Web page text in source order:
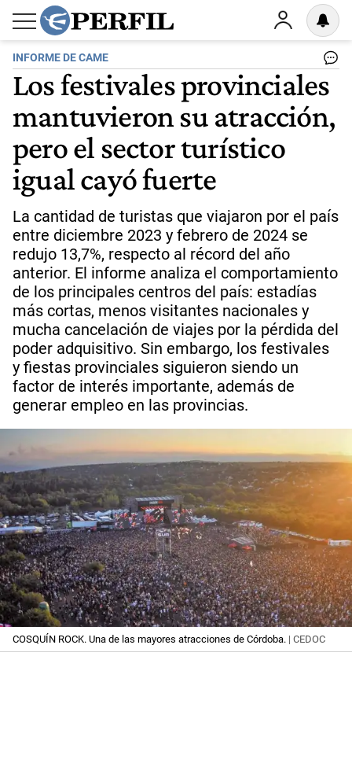
INFORME DE CAME
Los festivales provinciales
mantuvieron su atracción,
pero el sector turístico
igual cayó fuerte
La cantidad de turistas que viajaron por el país
entre diciembre 2023 y febrero de 2024 se
redujo 13,7%, respecto al récord del año
anterior. El informe analiza el comportamiento
de los principales centros del país: estadías
más cortas, menos visitantes nacionales y
mucha cancelación de viajes por la pérdida del
poder adquisitivo. Sin embargo, los festivales
y fiestas provinciales siguieron siendo un
factor de interés importante, además de
generar empleo en las provincias.
COSQUÍN ROCK. Una de las mayores atracciones de Córdoba. | CEDOC